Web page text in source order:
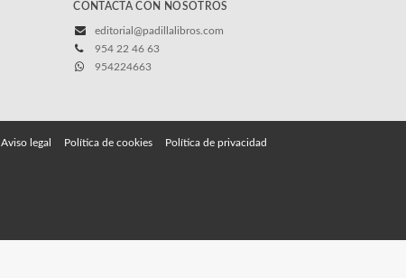
CONTACTA CON NOSOTROS
editorial@padillalibros.com
954 22 46 63
954224663
Aviso legal Política de cookies Política de privacidad